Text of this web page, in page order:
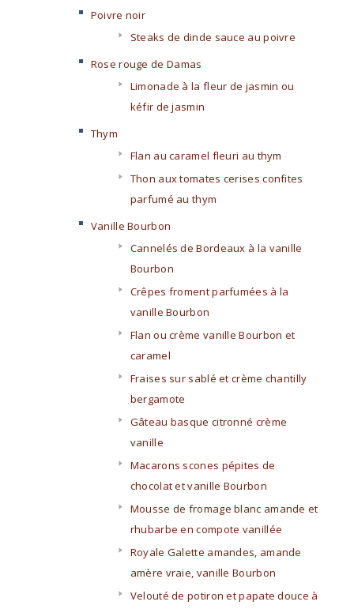
Poivre noir
Steaks de dinde sauce au poivre
Rose rouge de Damas
Limonade à la fleur de jasmin ou
kéfir de jasmin
Thym
Flan au caramel fleuri au thym
Thon aux tomates cerises confites
parfumé au thym
Vanille Bourbon
Cannelés de Bordeaux à la vanille
Bourbon
Crêpes froment parfumées à la
vanille Bourbon
Flan ou crème vanille Bourbon et
caramel
Fraises sur sablé et crème chantilly
bergamote
Gâteau basque citronné crème
vanille
Macarons scones pépites de
chocolat et vanille Bourbon
Mousse de fromage blanc amande et
rhubarbe en compote vanillée
Royale Galette amandes, amande
amère vraie, vanille Bourbon
Velouté de potiron et papate douce à